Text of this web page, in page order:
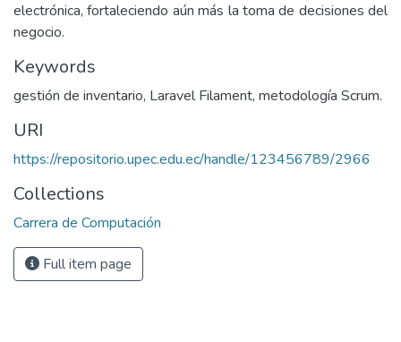
electrónica, fortaleciendo aún más la toma de decisiones del
negocio.
Keywords
gestión de inventario, Laravel Filament, metodología Scrum.
URI
https://repositorio.upec.edu.ec/handle/123456789/2966
Collections
Carrera de Computación
Full item page